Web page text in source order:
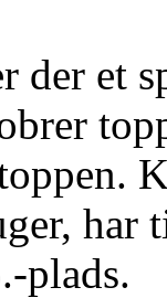
der et
plads.